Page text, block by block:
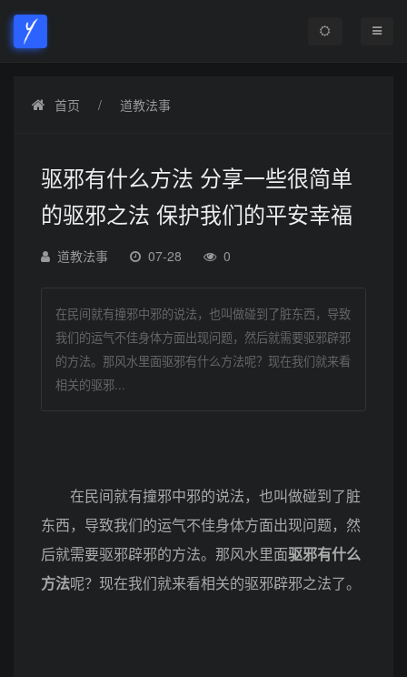
首页 道教法事
驱邪有什么方法 分享一些很简单
的驱邪之法 保护我们的平安幸福
道教法事 07-28 0
在民间就有撞邪中邪的说法，也叫做碰到了脏东西，导致
我们的运气不佳身体方面出现问题，然后就需要驱邪辟邪
的方法。那风水里面驱邪有什么方法呢？现在我们就来看
相关的驱邪...
在民间就有撞邪中邪的说法，也叫做碰到了脏
东西，导致我们的运气不佳身体方面出现问题，然
后就需要驱邪辟邪的方法。那风水里面驱邪有什么
方法呢？现在我们就来看相关的驱邪辟邪之法了。